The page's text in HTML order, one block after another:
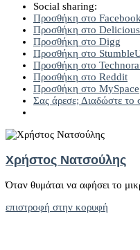
Social sharing:
Προσθήκη στο
Προσθήκη στο Delicious
Προσθήκη στο Digg
Προσθήκη στο
Προσθήκη στο
Προσθήκη στο Reddit
Προσθήκη στο MySpace
Σας άρεσε; Διαδώστε το
Χρήστος Νατσούλης
Όταν θυμάται να αφήσει το
επιστροφή στην κορυφή